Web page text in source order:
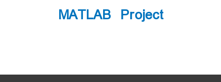
MATLAB Project